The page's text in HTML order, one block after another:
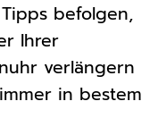
befolgen,
Ihrer
verlängern
in bestem